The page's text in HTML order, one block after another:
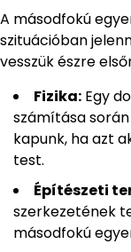
A másodfokú
szituációban
vesszük észre
Fizika: Egy
számítása
kapunk, ha azt
test.
Építészeti
szerkezetének
másodfokú